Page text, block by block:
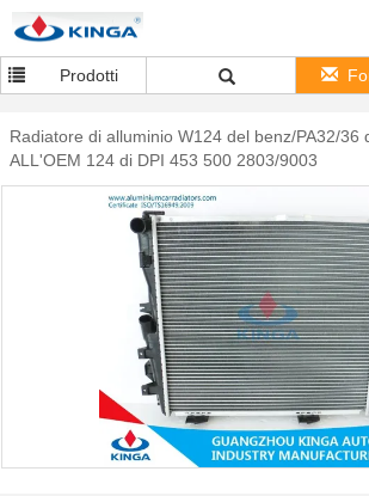
Prodotti
Radiatore di alluminio W124 del benz/PA32/36
ALL'OEM 124 di DPI 453 500 2803/9003